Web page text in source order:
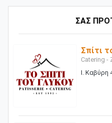
ΣΑΣ
Σπίτι
Catering -
Ι. Καβύρη